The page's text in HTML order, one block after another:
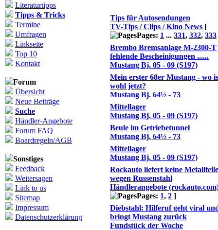
Literaturtipps
Tipps & Tricks
Termine
Umfragen
Linkseite
Top 10
Kontakt
Forum
Übersicht
Neue Beiträge
Suche
Händler-Angebote
Forum FAQ
Boardregeln/AGB
Sonstiges
Feedback
Weitersagen
Link to us
Sitemap
Impressum
Datenschutzerklärung
Tips für Autosendungen
TV-Tips / Clips / Kino News [
Pages: 1 ... 331, 332, 333
Brembo Bremsanlage M-2300-T
fehlende Bescheinigungen ......
Mustang Bj. 05 - 09 (S197)
Mein erster 68er Mustang - wo
wohl jetzt?
Mustang Bj. 64½ - 73
Mittellager
Mustang Bj. 05 - 09 (S197)
Beule im Getriebetunnel
Mustang Bj. 64½ - 73
Mittellager
Mustang Bj. 05 - 09 (S197)
Rockauto liefert keine Metallteile
wegen Russenstahl
Händlerangebote
Pages: 1, 2 ]
Diebstahl: Hilferuf geht viral
bringt Mustang zurück
Fundstück der Woche